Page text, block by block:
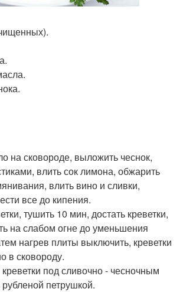
на сковороде, выложить чеснок,
влить сок лимона, обжарить
влить вино и сливки,
все до кипения.
тушить 10 мин, достать креветки,
на слабом огне до уменьшения
нагрев плиты выключить, креветки
в сковороду.
под сливочно - чесночным
петрушкой.